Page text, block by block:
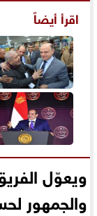
اقرأ أيضاً
ويعوّل
والجمهور